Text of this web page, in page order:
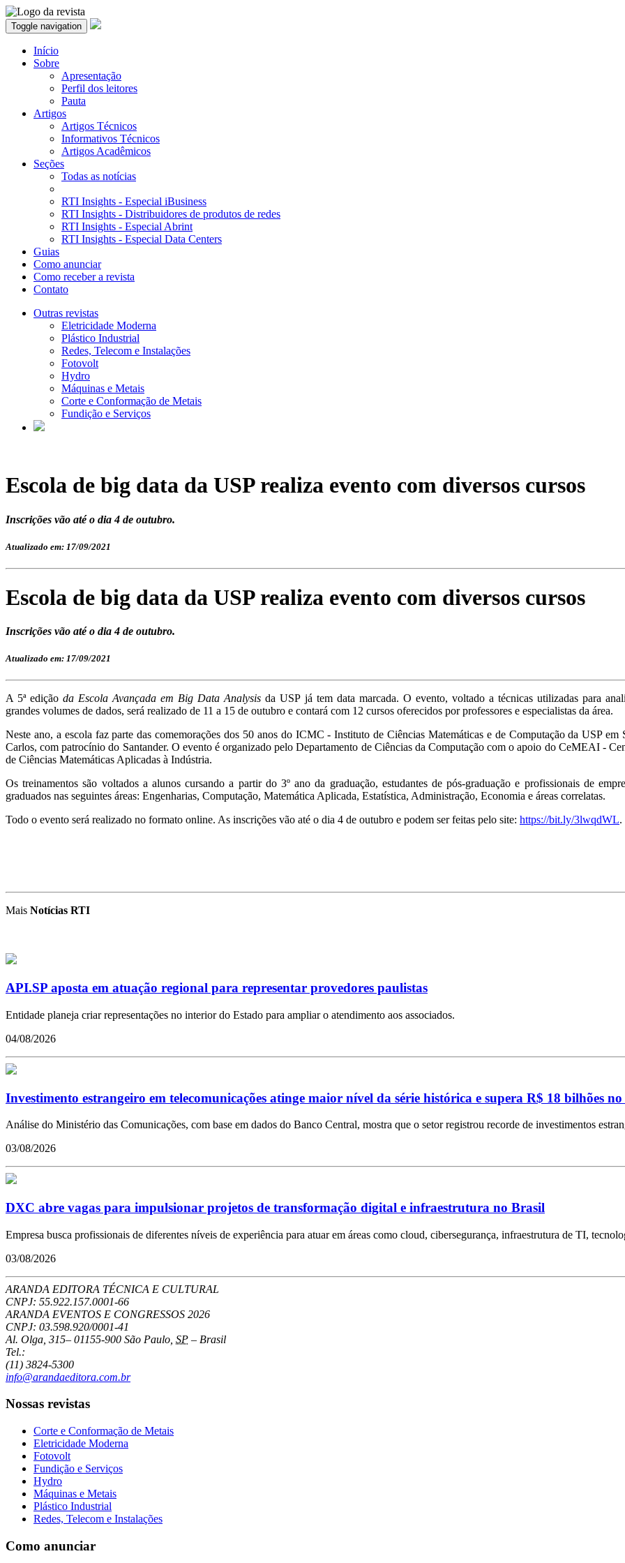
Toggle navigation
Início
Sobre
Apresentação
Perfil dos leitores
Pauta
Artigos
Artigos Técnicos
Informativos Técnicos
Artigos Acadêmicos
Seções
Todas as notícias
RTI Insights - Especial iBusiness
RTI Insights - Distribuidores de produtos de redes
RTI Insights - Especial Abrint
RTI Insights - Especial Data Centers
Guias
Como anunciar
Como receber a revista
Contato
Outras revistas
Eletricidade Moderna
Plástico Industrial
Redes, Telecom e Instalações
Fotovolt
Hydro
Máquinas e Metais
Corte e Conformação de Metais
Fundição e Serviços
Escola de big data da USP realiza evento com diversos cursos
Inscrições vão até o dia 4 de outubro.
Atualizado em: 17/09/2021
Escola de big data da USP realiza evento com diversos cursos
Inscrições vão até o dia 4 de outubro.
Atualizado em: 17/09/2021
A 5ª ediçãoda Escola Avançada em Big Data Analysis da USP já tem data marcada. O evento, voltado a técnicas utilizadas para
grandes volumes de dados, será realizado de 11 a 15 de outubro e contará com 12 cursos oferecidos por professores e especialistas da área.
Neste ano, a escola faz parte das comemorações dos 50 anos do ICMC - Instituto de Ciências Matemáticas e de Computação da USP em
Carlos, com patrocínio do Santander. O evento é organizado pelo Departamento de Ciências da Computação com o apoio do CeMEAI -
de Ciências Matemáticas Aplicadas à Indústria.
Os treinamentos são voltados a alunos cursando a partir do 3º ano da graduação, estudantes de pós-graduação e profissionais de
graduados nas seguintes áreas: Engenharias, Computação, Matemática Aplicada, Estatística, Administração, Economia e áreas correlatas.
Todo o evento será realizado no formato online. As inscrições vão até o dia 4 de outubro e podem ser feitas pelo site: https://bit.ly/3lwqdWL.
Mais Notícias RTI
API.SP aposta em atuação regional para representar provedores paulistas
Entidade planeja criar representações no interior do Estado para ampliar o atendimento aos associados.
04/08/2026
Investimento estrangeiro em telecomunicações atinge maior nível da série histórica e supera R$ 18 bilhões no
Análise do Ministério das Comunicações, com base em dados do Banco Central, mostra que o setor registrou recorde de investimentos
03/08/2026
DXC abre vagas para impulsionar projetos de transformação digital e infraestrutura no Brasil
Empresa busca profissionais de diferentes níveis de experiência para atuar em áreas como cloud, cibersegurança, infraestrutura de TI,
03/08/2026
ARANDA EDITORA TÉCNICA E CULTURAL
CNPJ: 55.922.157.0001-66
ARANDA EVENTOS E CONGRESSOS 2026
CNPJ: 03.598.920/0001-41
Al. Olga, 315– 01155-900 São Paulo SP – Brasil
Tel.:
(11) 3824-5300
info@arandaeditora.com.br
Nossas revistas
Corte e Conformação de Metais
Eletricidade Moderna
Fotovolt
Fundição e Serviços
Hydro
Máquinas e Metais
Plástico Industrial
Redes, Telecom e Instalações
Como anunciar